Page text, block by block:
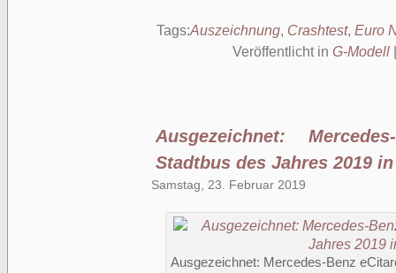
Tags:Auszeichnung, Crashtest, Euro
Veröffentlicht in G-Modell
Ausgezeichnet:
Stadtbus des Jahres 2019
Samstag, 23. Februar 2019
Ausgezeichnet: Mercedes-Benz